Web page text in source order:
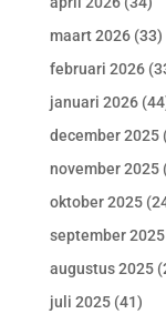
maart 2026(33)
februari 2026
januari 2026
december 2025
november 2025
oktober 2025
september 2025
augustus 2025
juli 2025(41)